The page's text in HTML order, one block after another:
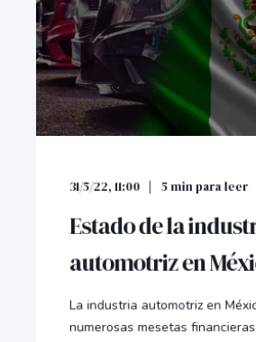
31/5/22, 11:00 5min para leer
Estado de la
automotriz en
La industria automotriz en
numerosas mesetas